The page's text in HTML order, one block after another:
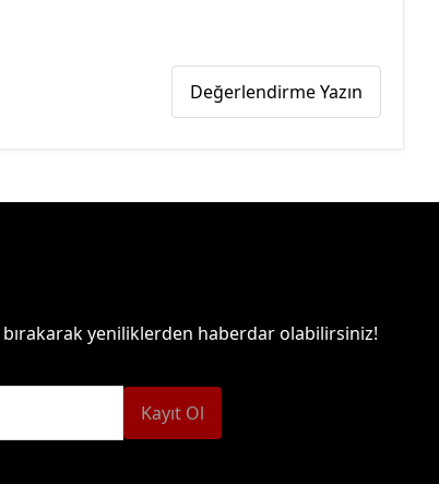
Değerlendirme Yazın
yeniliklerden haberdar olabilirsiniz!
Kayıt Ol